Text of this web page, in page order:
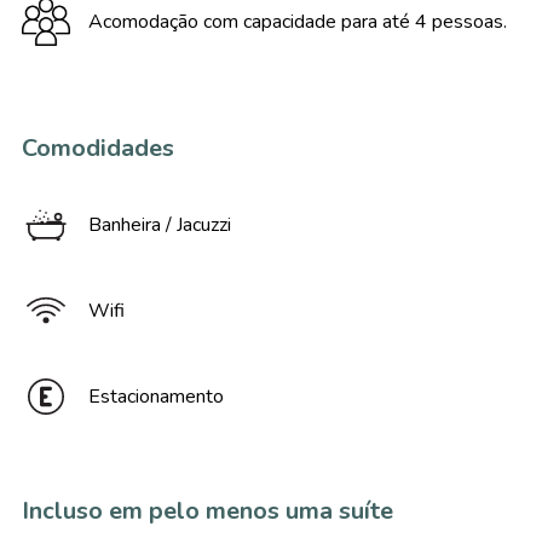
Acomodação com capacidade para até 4 pessoas.
Comodidades
Banheira / Jacuzzi
Wifi
Estacionamento
Incluso em pelo menos uma suíte